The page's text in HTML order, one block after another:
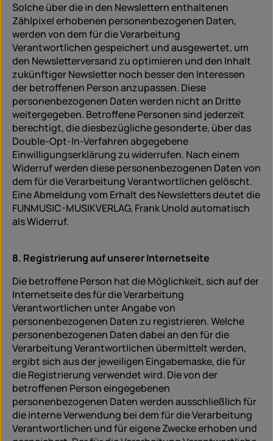
Solche über die in den Newslettern enthaltenen
Zählpixel erhobenen personenbezogenen Daten,
werden von dem für die Verarbeitung
Verantwortlichen gespeichert und ausgewertet, um
den Newsletterversand zu optimieren und den Inhalt
zukünftiger Newsletter noch besser den Interessen
der betroffenen Person anzupassen. Diese
personenbezogenen Daten werden nicht an Dritte
weitergegeben. Betroffene Personen sind jederzeit
berechtigt, die diesbezügliche gesonderte, über das
Double-Opt-In-Verfahren abgegebene
Einwilligungserklärung zu widerrufen. Nach einem
Widerruf werden diese personenbezogenen Daten von
dem für die Verarbeitung Verantwortlichen gelöscht.
Eine Abmeldung vom Erhalt des Newsletters deutet die
FUNMUSIC-MUSIKVERLAG, Frank Unold automatisch
als Widerruf.
8. Registrierung auf unserer Internetseite
Die betroffene Person hat die Möglichkeit, sich auf der
Internetseite des für die Verarbeitung
Verantwortlichen unter Angabe von
personenbezogenen Daten zu registrieren. Welche
personenbezogenen Daten dabei an den für die
Verarbeitung Verantwortlichen übermittelt werden,
ergibt sich aus der jeweiligen Eingabemaske, die für
die Registrierung verwendet wird. Die von der
betroffenen Person eingegebenen
personenbezogenen Daten werden ausschließlich für
die interne Verwendung bei dem für die Verarbeitung
Verantwortlichen und für eigene Zwecke erhoben und